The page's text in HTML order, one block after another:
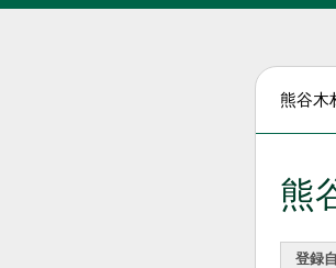
熊谷木
熊
登録